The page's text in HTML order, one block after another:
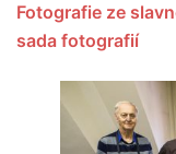
Fotografie ze
sada fotografií